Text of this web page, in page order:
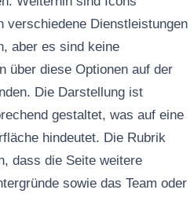
verschiedene Dienstleistungen
aber es sind keine
über diese Optionen auf der
Die Darstellung ist
gestaltet, was auf eine
hindeutet. Die Rubrik
dass die Seite weitere
sowie das Team oder